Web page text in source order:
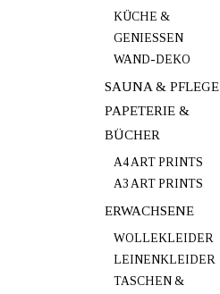
KÜCHE &
GENIESSEN
WAND-DEKO
SAUNA & PFLEGE
PAPETERIE &
BÜCHER
A4 ART PRINTS
A3 ART PRINTS
ERWACHSENE
WOLLEKLEIDER
LEINENKLEIDER
TASCHEN &